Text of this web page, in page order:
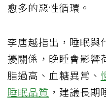
愈多的惡性循環。
李唐越指出，睡眠與
擾關係，晚睡會影響
脂過高、血糖異常、
睡眠品質 ，建議長